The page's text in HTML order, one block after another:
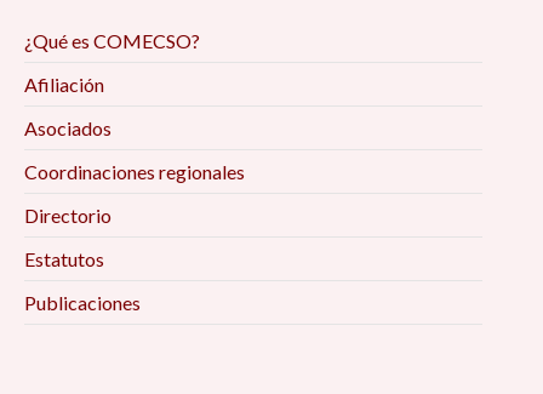
¿Qué es COMECSO?
Afiliación
Asociados
Coordinaciones regionales
Directorio
Estatutos
Publicaciones